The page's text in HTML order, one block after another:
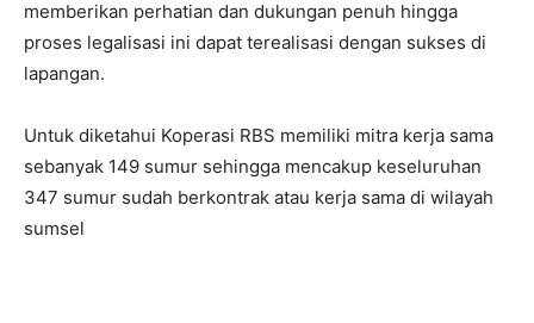
memberikan perhatian dan dukungan penuh hingga
proses legalisasi ini dapat terealisasi dengan sukses di
lapangan.
Untuk diketahui Koperasi RBS memiliki mitra kerja sama
sebanyak 149 sumur sehingga mencakup keseluruhan
347 sumur sudah berkontrak atau kerja sama di wilayah
sumsel